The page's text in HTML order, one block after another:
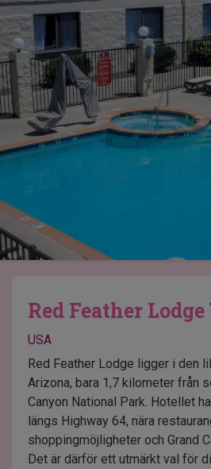
Red Feather Lodge
USA
Red Feather Lodge ligger i den
Arizona, bara 1,7 kilometer från
Canyon National Park. Hotellet
längs Highway 64, nära
shoppingmöjligheter och Grand
Det är därför ett utmärkt val för